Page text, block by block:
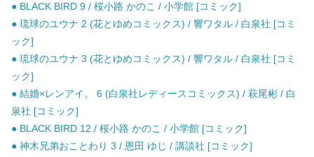
● BLACK BIRD 9 / 桜小路 かのこ / 小学館 [コミック]
● 琉球のユウナ 2 (花とゆめコミックス) / 響ワタル / 白泉社 [コミ
ック]
● 琉球のユウナ 3 (花とゆめコミックス) / 響ワタル / 白泉社 [コミ
ック]
● 結婚×レンアイ。 6 (白泉社レディースコミックス) / 萩尾彬 / 白
泉社 [コミック]
● BLACK BIRD 12 / 桜小路 かのこ / 小学館 [コミック]
● 神木兄弟おことわり 3 / 恩田 ゆじ / 講談社 [コミック]